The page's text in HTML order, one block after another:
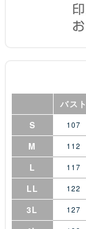
バスト
S
107
M 112
L 117
LL 122
3L 127